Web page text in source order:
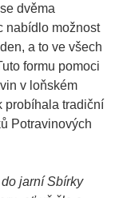
dvěma
nabídlo možnost
a to ve všech
formu pomoci
v loňském
probíhala tradiční
Potravinových
jarní Sbírky